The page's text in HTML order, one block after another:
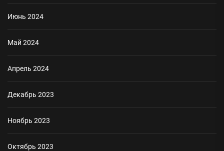
Июнь 2024
Май 2024
Апрель 2024
Декабрь 2023
Ноябрь 2023
Октябрь 2023